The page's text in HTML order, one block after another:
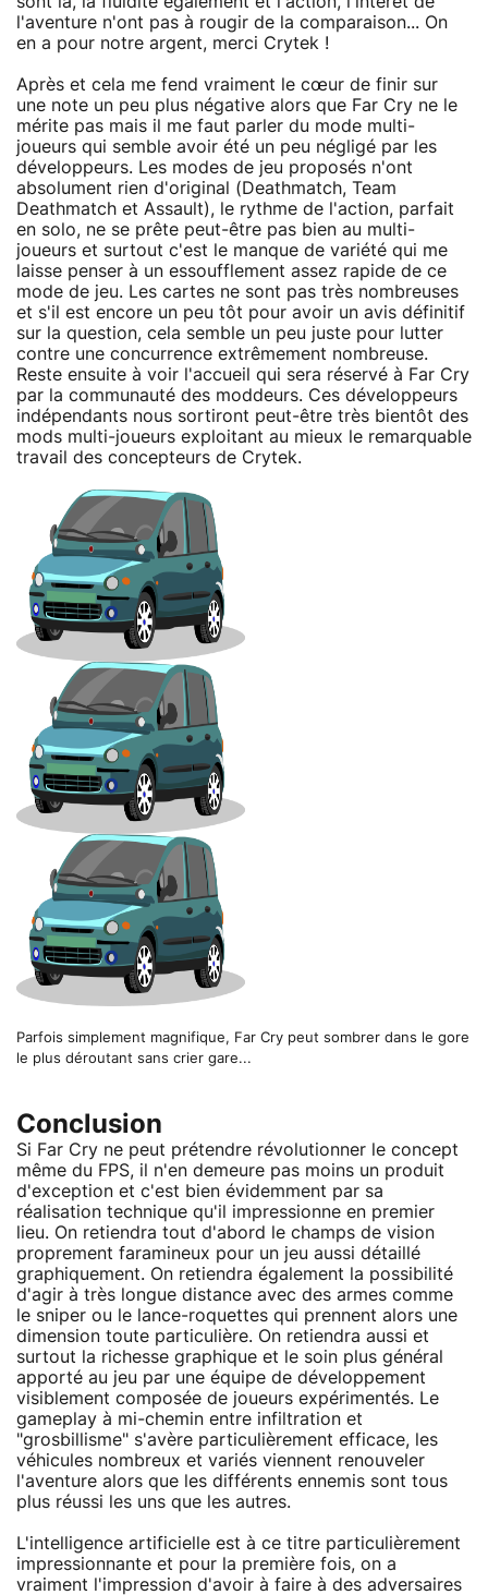
l'aventure n'ont pas à rougir de la comparaison... On
en a pour notre argent, merci Crytek !
Après et cela me fend vraiment le cœur de finir sur
une note un peu plus négative alors que Far Cry ne le
mérite pas mais il me faut parler du mode multi-
joueurs qui semble avoir été un peu négligé par les
développeurs. Les modes de jeu proposés n'ont
absolument rien d'original (Deathmatch, Team
Deathmatch et Assault), le rythme de l'action, parfait
en solo, ne se prête peut-être pas bien au multi-
joueurs et surtout c'est le manque de variété qui me
laisse penser à un essoufflement assez rapide de ce
mode de jeu. Les cartes ne sont pas très nombreuses
et s'il est encore un peu tôt pour avoir un avis définitif
sur la question, cela semble un peu juste pour lutter
contre une concurrence extrêmement nombreuse.
Reste ensuite à voir l'accueil qui sera réservé à Far Cry
par la communauté des moddeurs. Ces développeurs
indépendants nous sortiront peut-être très bientôt des
mods multi-joueurs exploitant au mieux le remarquable
travail des concepteurs de Crytek.
Parfois simplement magnifique, Far Cry peut sombrer dans le gore
le plus déroutant sans crier gare...
Conclusion
Si Far Cry ne peut prétendre révolutionner le concept
même du FPS, il n'en demeure pas moins un produit
d'exception et c'est bien évidemment par sa
réalisation technique qu'il impressionne en premier
lieu. On retiendra tout d'abord le champs de vision
proprement faramineux pour un jeu aussi détaillé
graphiquement. On retiendra également la possibilité
d'agir à très longue distance avec des armes comme
le sniper ou le lance-roquettes qui prennent alors une
dimension toute particulière. On retiendra aussi et
surtout la richesse graphique et le soin plus général
apporté au jeu par une équipe de développement
visiblement composée de joueurs expérimentés. Le
gameplay à mi-chemin entre infiltration et
"grosbillisme" s'avère particulièrement efficace, les
véhicules nombreux et variés viennent renouveler
l'aventure alors que les différents ennemis sont tous
plus réussi les uns que les autres.
L'intelligence artificielle est à ce titre particulièrement
impressionnante et pour la première fois, on a
vraiment l'impression d'avoir à faire à des adversaires